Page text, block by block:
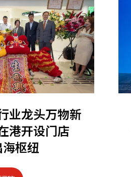
业龙头万物新
港开设门店
枢纽